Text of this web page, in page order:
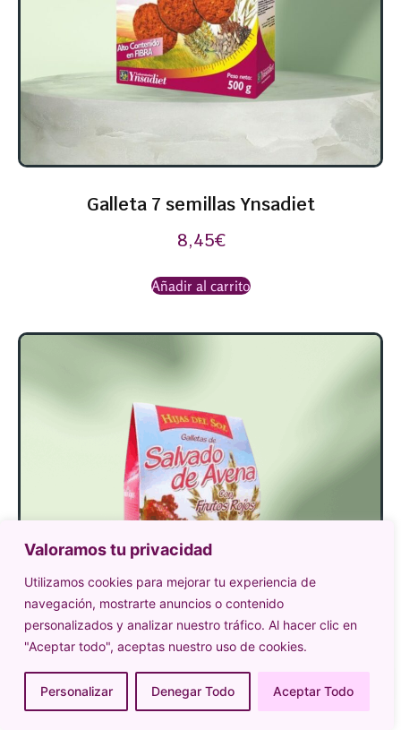
Valoramos tu privacidad
Utilizamos cookies para mejorar tu experiencia de
navegación, mostrarte anuncios o contenido
personalizados y analizar nuestro tráfico. Al hacer clic en
"Aceptar todo", aceptas nuestro uso de cookies.
Personalizar Denegar Todo Aceptar Todo
Galleta 7 semillas Ynsadiet
8,45€
Añadir al carrito